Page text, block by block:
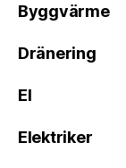
Byggvärme
Dränering
El
Elektriker